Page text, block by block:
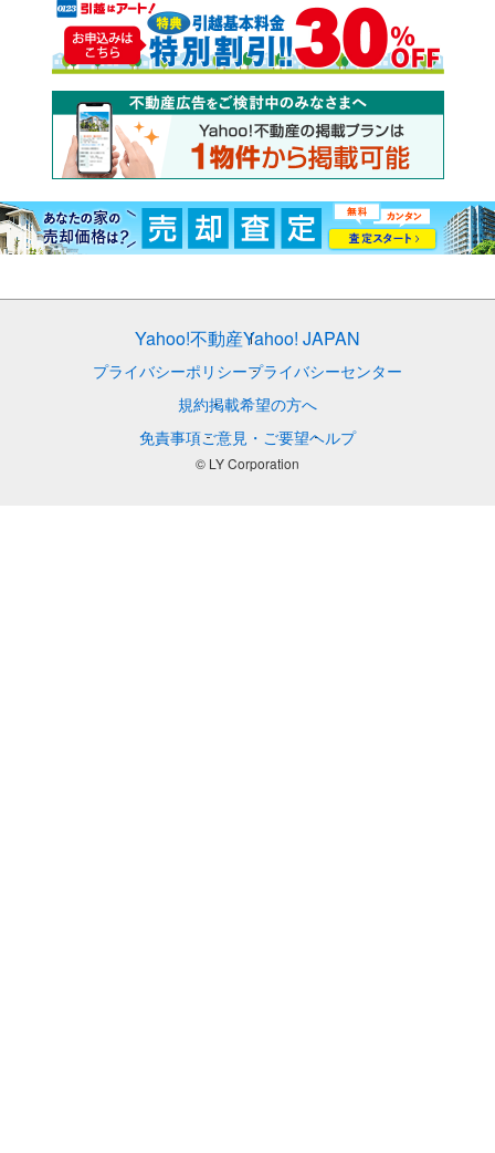
Yahoo!不動産Yahoo! JAPAN
プライバシーポリシープライバシーセンター
規約掲載希望の方へ
免責事項ご意見・ご要望ヘルプ
© LY Corporation